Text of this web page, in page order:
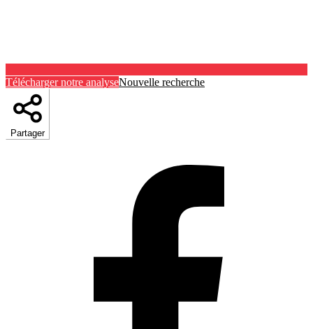
Télécharger notre analyseNouvelle recherche
Partager